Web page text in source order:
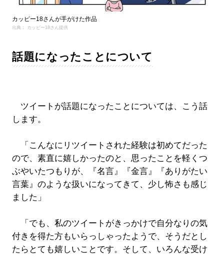
カッピー18さんが手がけた作品
出典： カッピー18さん提供
話題になったことについて
ツイートが話題になったことについては、こう話
します。
「こんなにリツイートされた経験は初めてだった
ので、素直に嬉しかったのと、思ったことを軽くつ
ぶやいたつもりが、『名言』『金言』『ありがたい
言葉』のような扱いになってきて、少し怖さも感じ
ました」
「でも、私のツイートがきっかけで自分なりの気
付きを得た方もいらっしゃったようで、そうだとし
たらとても嬉しいことです。そして、いろんな受け